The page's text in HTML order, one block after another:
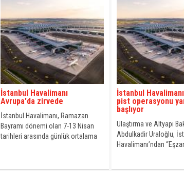
İstanbul Havalimanı
Avrupa'da zirvede
İstanbul Havalimanı, Ramazan
Bayramı dönemi olan 7-13 Nisan
tarihleri arasında günlük ortalama
İstanbul
pist operasyonu
başlıyor
Ulaştırma ve Altyapı
Abdulkadir Uraloğlu,
Havalimanı’ndan